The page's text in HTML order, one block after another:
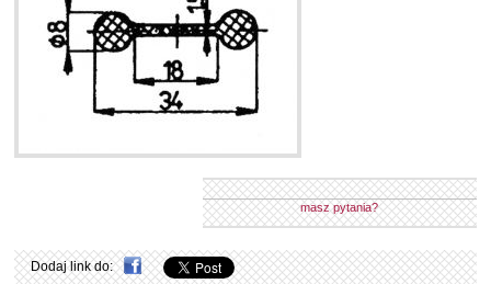
masz pytania?
Dodaj link do: